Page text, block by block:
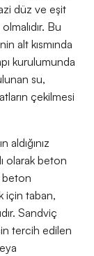
düz ve eşit
Bu
alt kısmında
kurulumunda
su,
çekilmesi
aldığınız
olarak beton
beton
için taban,
Sandviç
tercih edilen